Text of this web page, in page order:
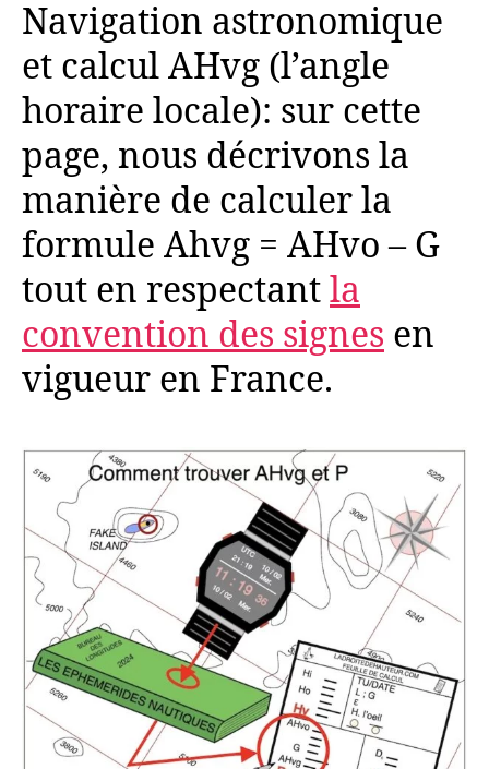
Navigation astronomique
et calcul AHvg (l’angle
horaire locale): sur cette
page, nous décrivons la
manière de calculer la
formule Ahvg = AHvo – G
tout en respectant la
convention des signes en
vigueur en France.